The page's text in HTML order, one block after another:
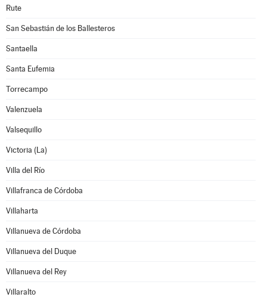
Rute
San Sebastián de los Ballesteros
Santaella
Santa Eufemia
Torrecampo
Valenzuela
Valsequillo
Victoria (La)
Villa del Río
Villafranca de Córdoba
Villaharta
Villanueva de Córdoba
Villanueva del Duque
Villanueva del Rey
Villaralto